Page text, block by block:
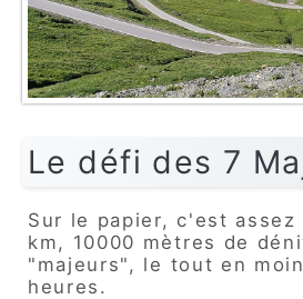
Le défi des 7
Sur le papier, c'est
km, 10000 mètres de
"majeurs", le tout en
heures.